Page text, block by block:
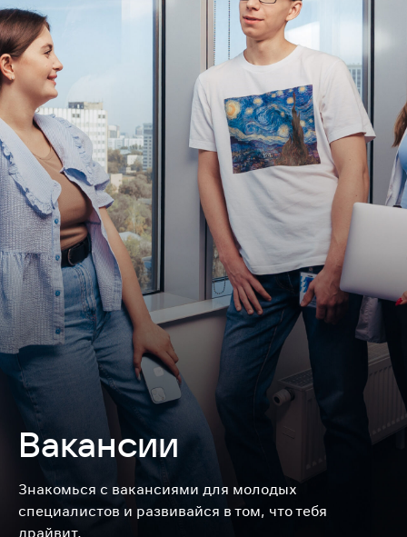
Вакансии
Знакомься с вакансиями для молодых
специалистов и развивайся в том, что тебя
драйвит.